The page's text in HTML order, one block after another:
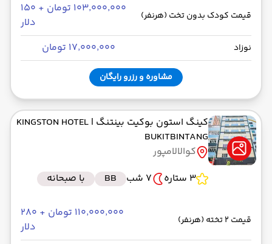
قیمت کودک بدون تخت (هرنفر)
۱۰۳٬۰۰۰٬۰۰۰ تومان + ۱۵۰
دلار
نوزاد ۱۷٬۰۰۰٬۰۰۰ تومان
مشاوره و رزرو رایگان
کینگ استون بوکیت بینتنگ | KINGSTON HOTEL
BUKITBINTANG
کوالالامپور
3 ستاره
7 شب BB با صبحانه
قیمت 2 تخته (هرنفر)
۱۱۰٬۰۰۰٬۰۰۰ تومان + ۲۸۰
دلار